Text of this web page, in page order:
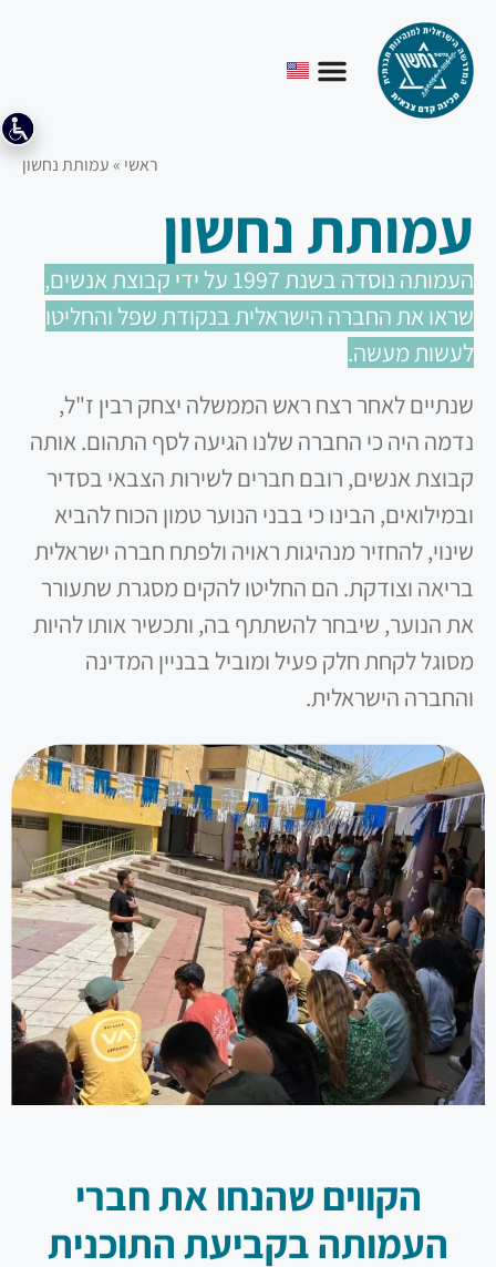
ראשי »עמותת נחשון
עמותת נחשון
העמותה נוסדה בשנת 1997 על ידי קבוצת אנשים,
שראו את החברה הישראלית בנקודת שפל והחליטו
לעשות מעשה.
שנתיים לאחר רצח ראש הממשלה יצחק רבין ז"ל,
נדמה היה כי החברה שלנו הגיעה לסף התהום. אותה
קבוצת אנשים, רובם חברים לשירות הצבאי בסדיר
ובמילואים, הבינו כי בבני הנוער טמון הכוח להביא
שינוי, להחזיר מנהיגות ראויה ולפתח חברה ישראלית
בריאה וצודקת. הם החליטו להקים מסגרת שתעורר
את הנוער, שיבחר להשתתף בה, ותכשיר אותו להיות
מסוגל לקחת חלק פעיל ומוביל בבניין המדינה
והחברה הישראלית.
הקווים שהנחו את חברי
העמותה בקביעת התוכנית